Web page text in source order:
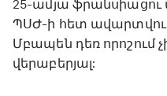
25-ամյա
ՊՍԺ-ի հետ ավարտվում
Մբապեն դեռ որոշում
վերաբերյալ: